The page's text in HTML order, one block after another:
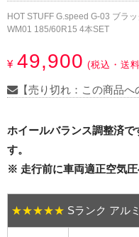
14インチ：夏タイヤ
15インチ：夏タイヤホ
16インチ：夏タイヤ
17インチ：夏タイヤホ
19インチ：夏タイヤ
20インチ：夏タイヤ
HOT STUFF G.speed G-03 ブラ
WM01 185/60R15 4本SET
¥ 49,900 (税込・送
【売り切れ：この商品へ
ホイールバランス調整済で
す。
※ 走行前に車両適正空気圧
★★★★★ Sランク アル